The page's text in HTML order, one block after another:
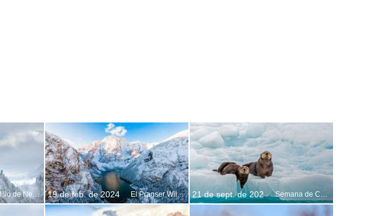
Castillo de Neuschwanstein, Baviera, Alemania 19 de feb. de 2024 El Pragser Wildsee en los Dolomitas, Tirol del Sur, Italia 21 de sept. de 202 Semana de Concientización sobre la Nutria Marina